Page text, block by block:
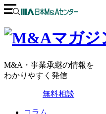
M&A・事業承継の情報を
わかりやすく発信
無料相談
コラム